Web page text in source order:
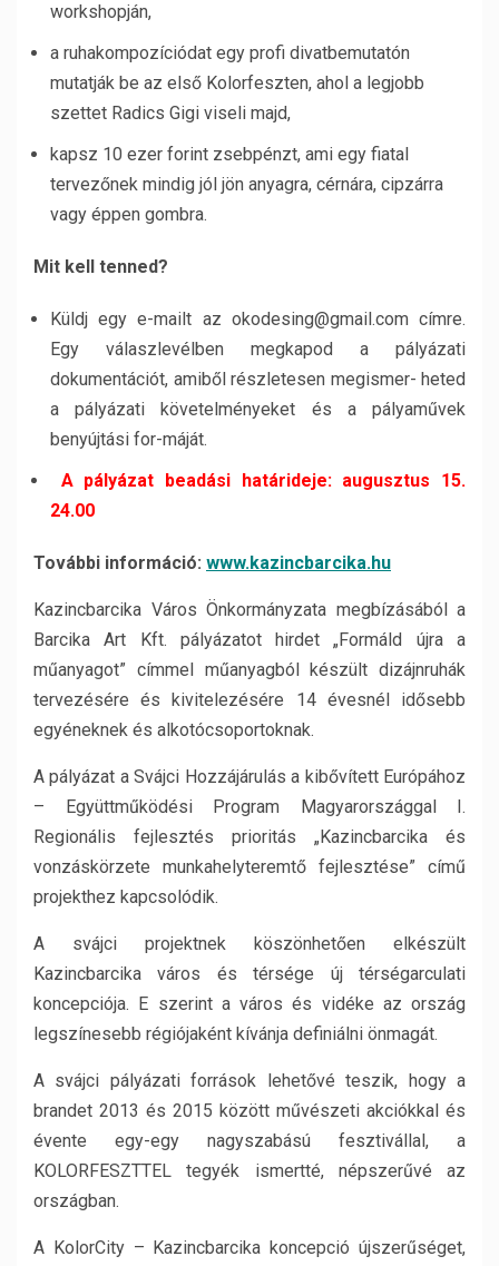
workshopján,
a ruhakompozíciódat egy profi divatbemutatón
mutatják be az első Kolorfeszten, ahol a legjobb
szettet Radics Gigi viseli majd,
kapsz 10 ezer forint zsebpénzt, ami egy fiatal
tervezőnek mindig jól jön anyagra, cérnára, cipzárra
vagy éppen gombra.
Mit kell tenned?
Küldj egy e-mailt az okodesing@gmail.com címre.
Egy válaszlevélben megkapod a pályázati
dokumentációt, amiből részletesen megismer- heted
a pályázati követelményeket és a pályaművek
benyújtási for-máját.
A pályázat beadási határideje: augusztus 15.
24.00
További információ: www.kazincbarcika.hu
Kazincbarcika Város Önkormányzata megbízásából a
Barcika Art Kft. pályázatot hirdet „Formáld újra a
műanyagot” címmel műanyagból készült dizájnruhák
tervezésére és kivitelezésére 14 évesnél idősebb
egyéneknek és alkotócsoportoknak.
A pályázat a Svájci Hozzájárulás a kibővített Európához
– Együttműködési Program Magyarországgal I.
Regionális fejlesztés prioritás „Kazincbarcika és
vonzáskörzete munkahelyteremtő fejlesztése” című
projekthez kapcsolódik.
A svájci projektnek köszönhetően elkészült
Kazincbarcika város és térsége új térségarculati
koncepciója. E szerint a város és vidéke az ország
legszínesebb régiójaként kívánja definiálni önmagát.
A svájci pályázati források lehetővé teszik, hogy a
brandet 2013 és 2015 között művészeti akciókkal és
évente egy-egy nagyszabású fesztivállal, a
KOLORFESZTTEL tegyék ismertté, népszerűvé az
országban.
A KolorCity – Kazincbarcika koncepció újszerűséget,